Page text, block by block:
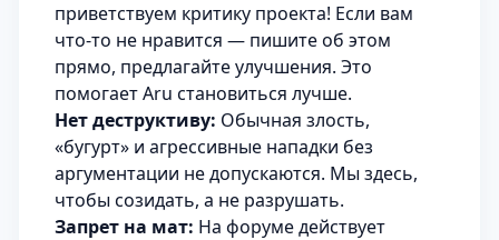
приветствуем критику проекта! Если вам
что-то не нравится — пишите об этом
прямо, предлагайте улучшения. Это
помогает Aru становиться лучше.
Нет деструктиву: Обычная злость,
«бугурт» и агрессивные нападки без
аргументации не допускаются. Мы здесь,
чтобы созидать, а не разрушать.
Запрет на мат: На форуме действует